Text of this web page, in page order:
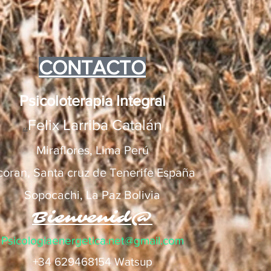
CONTACTO
Psicoloterapia Integral
##Felix Larriba Catalán
Miraflores, Lima Perú
an, Santa cruz de Tenerife España
Sopocachi, La Paz Bolivia
Bienvenid@
Psicologiaenergetica.net@gmail.com
+34 629468154 Watsup